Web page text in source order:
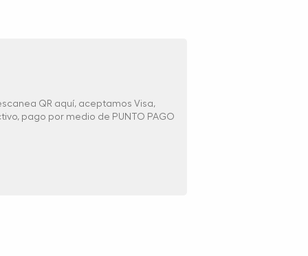
QR aquí, aceptamos Visa,
pago por medio de PUNTO PAGO